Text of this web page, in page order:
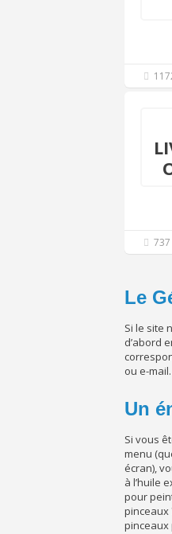
Le
Si le site
d’abord
ou e-mail.
Un
Si vous
menu
écran),
à l’huile
pour
pinceaux
pinceaux